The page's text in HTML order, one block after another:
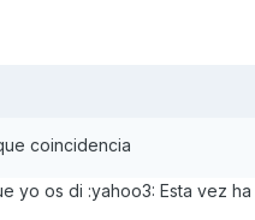
coincidencia
yo os di :yahoo3: Esta vez